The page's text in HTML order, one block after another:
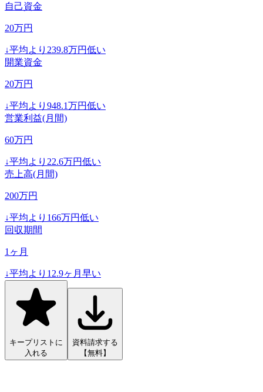
自己資金
20万円
↓平均より 239.8万円低い
開業資金
20万円
↓平均より 948.1万円低い
営業利益(月間)
60万円
↓平均より 22.6万円低い
売上高(月間)
200万円
↓平均より 166万円低い
回収期間
1 ヶ月
↓平均より 12.9ヶ月早い
キープリストに
入れる
資料請求する
【無料】